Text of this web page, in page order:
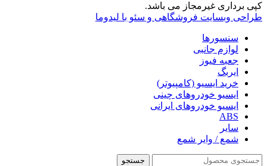
کپی برداری غیرمجاز می باشد.
طراحی وبسایت فروشگاهی و سئو با لیدوما
سنسورها
لوازم جانبی
جعبه فیوز
ایربگ
خرید ایسیو (کامپیوتر)
ایسیو خودروهای چینی
ایسیو خودروهای ایرانی
ABS
سایر
شمع / وایر شمع
جستجو